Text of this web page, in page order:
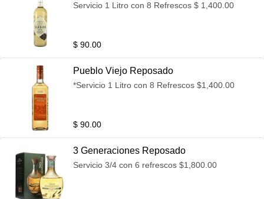
Servicio 1 Litro con 8 Refrescos $ 1,400.00
$ 90.00
Pueblo Viejo Reposado
*Servicio 1 Litro con 8 Refrescos $1,400.00
$ 90.00
3 Generaciones Reposado
Servicio 3/4 con 6 refrescos $1,800.00